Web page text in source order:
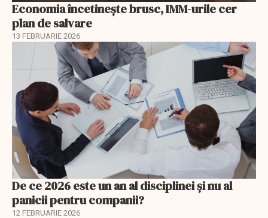
Economia încetinește brusc, IMM-urile cer
plan de salvare
13 FEBRUARIE 2026
De ce 2026 este un an al disciplinei și nu al
panicii pentru companii?
12 FEBRUARIE 2026